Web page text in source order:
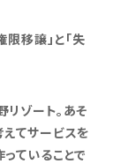
移譲」と「失
ゾート。あそ
てサービスを
ていることで